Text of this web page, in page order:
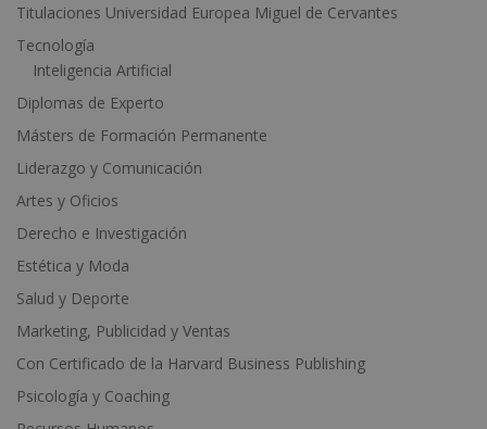
:
Titulaciones Universidad Europea Miguel de Cervantes
Tecnología
Inteligencia Artificial
Diplomas de Experto
Másters de Formación Permanente
Liderazgo y Comunicación
Artes y Oficios
Derecho e Investigación
Estética y Moda
Salud y Deporte
Marketing, Publicidad y Ventas
Con Certificado de la Harvard Business Publishing
Psicología y Coaching